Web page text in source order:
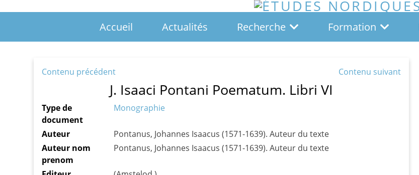
Accueil Actualités Recherche Formation
Contenu précédent Contenu suivant
J. Isaaci Pontani Poematum. Libri VI
Type de
document
Monographie
Auteur
Pontanus, Johannes Isaacus (1571-1639). Auteur du texte
Auteur nom
prenom
Pontanus, Johannes Isaacus (1571-1639). Auteur du texte